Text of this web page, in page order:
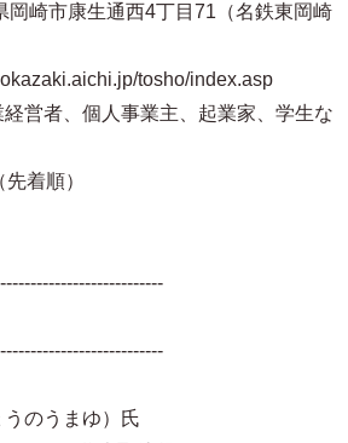
市康生通西4丁目71（名鉄東岡崎
tosho/index.asp
者、個人事業主、起業家、学生な
着順）
のうまゆ）氏